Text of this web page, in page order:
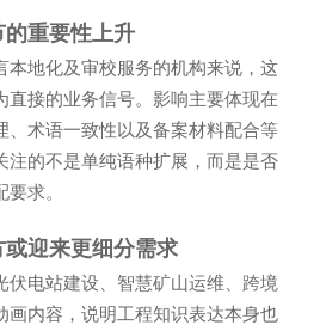
重要性上升
本地化及审校服务的机构来说，这
直接的业务信号。影响主要体现在
、术语一致性以及备案材料配合等
注的不是单纯语种扩展，而是是否
求。
迎来更细分需求
伏电站建设、智慧矿山运维、跨境
画内容，说明工程知识表达本身也